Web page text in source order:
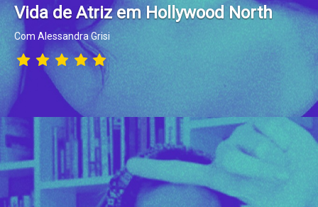
Vida de Atriz em Hollywood North
Com Alessandra Grisi